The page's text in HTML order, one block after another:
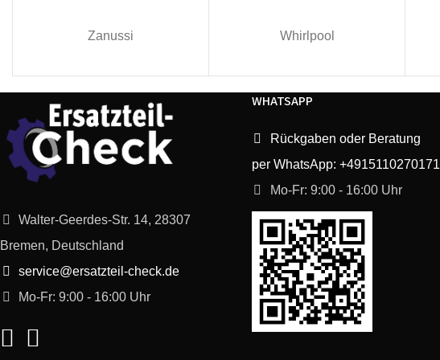
Zanussi Whirlpool
Walter-Geerdes-Str. 14, 28307
Bremen, Deutschland
service@ersatzteil-check.de
Mo-Fr: 9:00 - 16:00 Uhr
WHATSAPP
Rückgaben oder Beratung
per WhatsApp: +4915110270171
Mo-Fr: 9:00 - 16:00 Uhr